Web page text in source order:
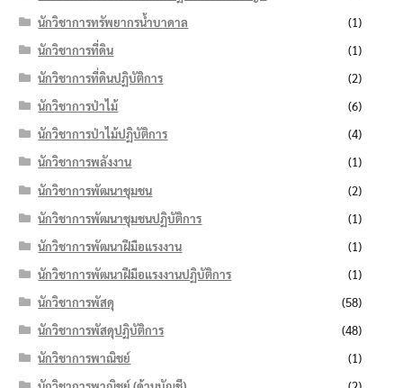
นักวิชาการทรัพยากรน้ำบาดาล
(1)
นักวิชาการที่ดิน
(1)
นักวิชาการที่ดินปฏิบัติการ
(2)
นักวิชาการป่าไม้
(6)
นักวิชาการป่าไม้ปฏิบัติการ
(4)
นักวิชาการพลังงาน
(1)
นักวิชาการพัฒนาชุมชน
(2)
นักวิชาการพัฒนาชุมชนปฏิบัติการ
(1)
นักวิชาการพัฒนาฝีมือแรงงาน
(1)
นักวิชาการพัฒนาฝีมือแรงงานปฏิบัติการ
(1)
นักวิชาการพัสดุ
(58)
นักวิชาการพัสดุปฏิบัติการ
(48)
นักวิชาการพาณิชย์
(1)